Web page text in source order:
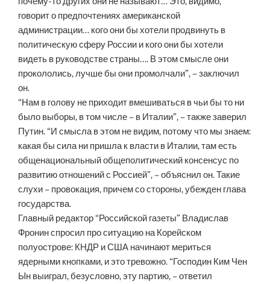
говорит о предпочтениях американской
администрации… кого они бы хотели продвинуть в
политическую сферу России и кого они бы хотели
видеть в руководстве страны…. В этом смысле они
прокололись, лучше бы они промолчали”, – заключил
он.
“Нам в голову не приходит вмешиваться в чьи бы то ни
было выборы, в том числе – в Италии”, – также заверил
Путин. “И смысла в этом не видим, потому что мы знаем:
какая бы сила ни пришла к власти в Италии, там есть
общенациональный общеполитический консенсус по
развитию отношений с Россией”, – объяснил он. Такие
слухи – провокация, причем со стороны, убежден глава
государства.
Главный редактор “Российской газеты” Владислав
Фронин спросил про ситуацию на Корейском
полуострове: КНДР и США начинают мериться
ядерными кнопками, и это тревожно. “Господин Ким Чен
Ын выиграл, безусловно, эту партию, – ответил